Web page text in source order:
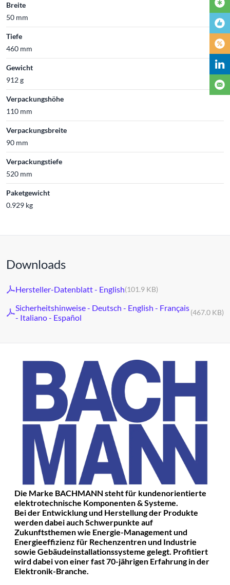
Breite
50 mm
Tiefe
460 mm
Gewicht
912 g
Verpackungshöhe
110 mm
Verpackungsbreite
90 mm
Verpackungstiefe
520 mm
Paketgewicht
0.929 kg
Downloads
Hersteller-Datenblatt - English(101.9 KB)
Sicherheitshinweise - Deutsch - English - Français
- Italiano - Español
(467.0 KB)
Die Marke BACHMANN steht für kundenorientierte
elektrotechnische Komponenten & Systeme.
Bei der Entwicklung und Herstellung der Produkte
werden dabei auch Schwerpunkte auf
Zukunftsthemen wie Energie-Management und
Energieeffizienz für Rechenzentren und Industrie
sowie Gebäudeinstallationssysteme gelegt. Profitiert
wird dabei von einer fast 70-jährigen Erfahrung in der
Elektronik-Branche.